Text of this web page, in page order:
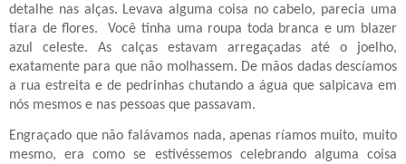
detalhe nas alças. Levava alguma coisa no cabelo, parecia uma
tiara de flores.
Você tinha uma roupa toda branca e um blazer
azul celeste. As calças estavam arregaçadas até o joelho,
exatamente para que não molhassem. De mãos dadas descíamos
a rua estreita e de pedrinhas chutando a água que salpicava em
nós mesmos e nas pessoas que passavam.
Engraçado que não falávamos nada, apenas ríamos muito, muito
mesmo, era como se estivéssemos celebrando alguma coisa